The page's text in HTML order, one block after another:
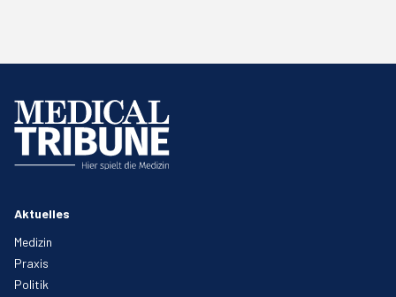
Aktuelles
Medizin
Praxis
Politik